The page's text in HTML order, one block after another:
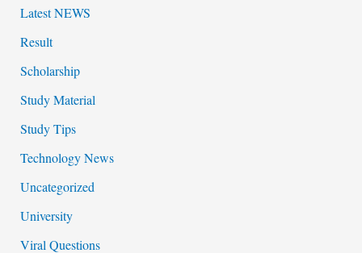
Latest NEWS
Result
Scholarship
Study Material
Study Tips
Technology News
Uncategorized
University
Viral Questions